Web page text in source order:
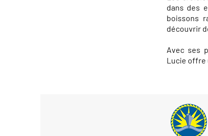
dans des
boissons
découvrir
Avec ses
Lucie offre